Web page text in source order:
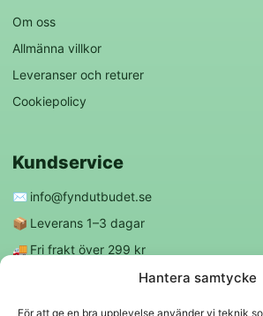
Hantera samtycke
För att ge en bra upplevelse använder vi teknik
Om oss
Allmänna villkor
Leveranser och returer
Cookiepolicy
Kundservice
✉️ info@fyndutbudet.se
📦 Leverans 1–3 dagar
🚚 Fri frakt över 299 kr